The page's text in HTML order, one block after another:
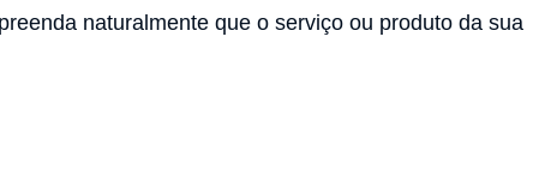
naturalmente que o serviço ou produto da sua